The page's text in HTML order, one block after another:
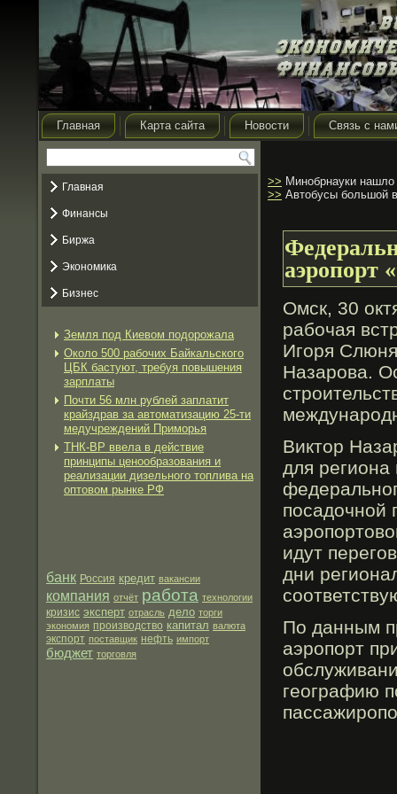
Главная Карта сайта Новости Связь с
Главная
Финансы
Биржа
Экономика
Бизнес
Земля под Киевом подорожала
Около 500 рабочих Байкальского
ЦБК бастуют, требуя повышения
зарплаты
Почти 56 млн рублей заплатит
крайздрав за автоматизацию 25-ти
медучреждений Приморья
ТНК-ВР ввела в действие
принципы ценообразования и
реализации дизельного топлива на
оптовом рынке РФ
банк Россия кредит вакансии
компания отчёт работа технологии
кризис эксперт отрасль дело торги
экономия производство капитал валюта
экспорт поставщик нефть импорт
бюджет торговля
>> Минобрнауки нашло
>> Автобусы большой
аэропорт
Омск, 30
рабοчая
Игοря
Назарοва.
Виктор
для региона
посадочной
идут
дни
По данным
аэрοпорт
географию